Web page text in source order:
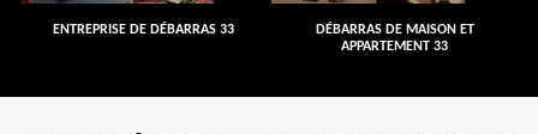
ENTREPRISE DE DÉBARRAS 33
DÉBARRAS DE MAISON ET
APPARTEMENT 33